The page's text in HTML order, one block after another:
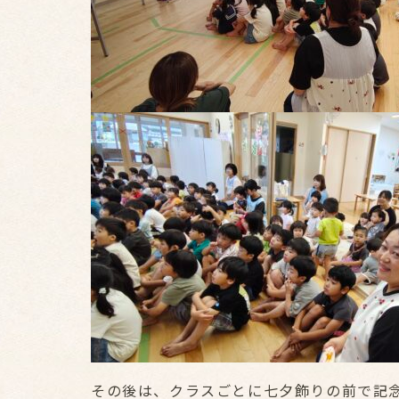
その後は、クラスごとに七夕飾りの前で記